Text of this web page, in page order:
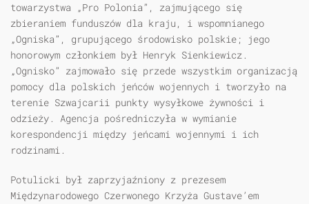
towarzystwa „Pro Polonia”, zajmującego się
zbieraniem funduszów dla kraju, i wspomnianego
„Ogniska”, grupującego środowisko polskie; jego
honorowym członkiem był Henryk Sienkiewicz.
„Ognisko” zajmowało się przede wszystkim organizacją
pomocy dla polskich jeńców wojennych i tworzyło na
terenie Szwajcarii punkty wysyłkowe żywności i
odzieży. Agencja pośredniczyła w wymianie
korespondencji między jeńcami wojennymi i ich
rodzinami.
Potulicki był zaprzyjaźniony z prezesem
Międzynarodowego Czerwonego Krzyża Gustave’em